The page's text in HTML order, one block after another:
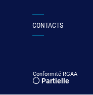
CONTACTS
Conformité RGAA
Partielle